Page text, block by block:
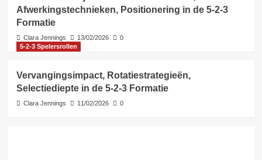
Afwerkingstechnieken, Positionering in de 5-2-3
Formatie
Clara Jennings 13/02/2026
0
5-2-3 Spelersrollen
Vervangingsimpact, Rotatiestrategieën,
Selectiediepte in de 5-2-3 Formatie
Clara Jennings 11/02/2026 0